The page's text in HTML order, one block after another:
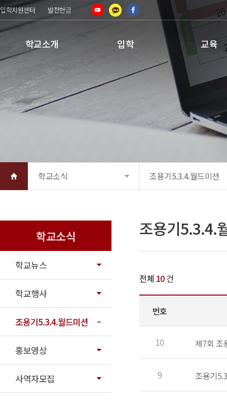
입학지원센터 발전헌금
학교소개 입학 교육
학교소식 조용기5.3.4.월드미션
학교소식
학교뉴스
학교행사
조용기5.3.4.월드미션
홍보영상
사역자모집
조용기5.3.4.
전체 10건
번호
10 제7회 조
9 조용기